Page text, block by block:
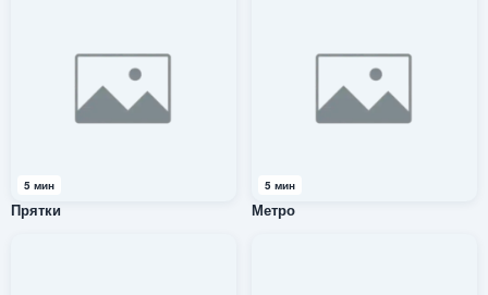
5 мин
Прятки
5 мин
Метро